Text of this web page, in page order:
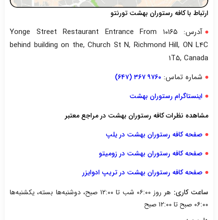
ارتباط با کافه رستوران بهشت تورنتو
آدرس: ۱۰۱۶۵ Yonge Street Restaurant Entrance From
behind building on the, Church St N, Richmond Hill, ON L4C
1T5, Canada
شماره تماس: ۹۷۶۰ ۳۶۷ (۶۴۷)
اینستاگرام رستوران بهشت
مشاهده نظرات کافه رستوران بهشت در مراجع معتبر
صفحه کافه رستوران بهشت در یلپ
صفحه کافه رستوران بهشت در زومیتو
صفحه کافه رستوران بهشت در تریپ ادوایزر
ساعت کاری:
هر روز ۰۶:۰۰ شب تا ۱۲:۰۰ صبح، دوشنبه‌ها بسته، یکشنبه‌ها
۰۶:۰۰ صبح تا ۱۲:۰۰ صبح